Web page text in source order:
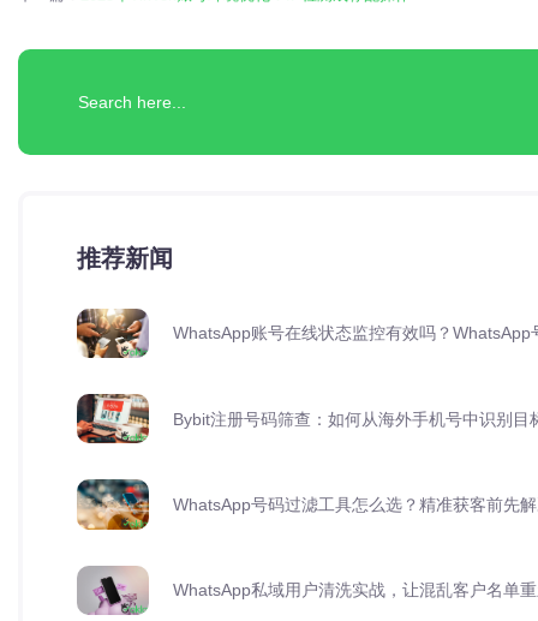
推荐新闻
WhatsApp账号在线状态监控有效吗？
Bybit注册号码筛查：如何从海外手机号中识别目
WhatsApp号码过滤工具怎么选？精准获客前先
WhatsApp私域用户清洗实战，让混乱客户名单